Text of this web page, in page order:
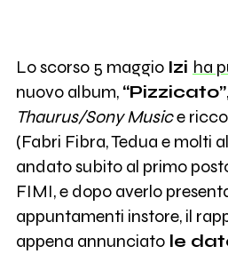
Lo scorso 5 maggio Izi ha
nuovo album, “Pizzicato”
Thaurus/Sony Musice
(Fabri Fibra, Tedua e molti
andato subito al primo
FIMI, e dopo averlo
appuntamenti instore, il
appena annunciatole